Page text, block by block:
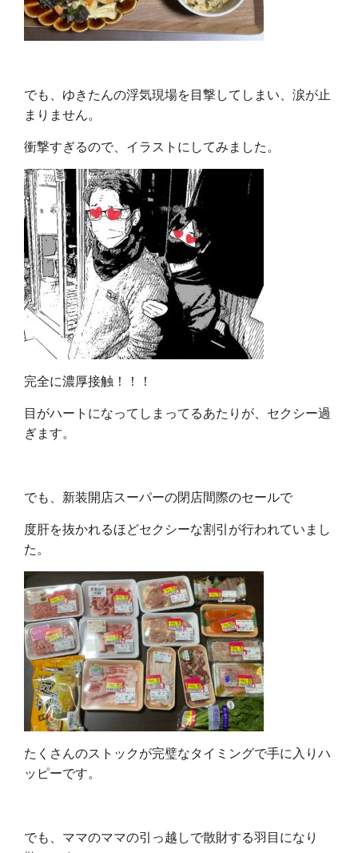
でも、ゆきたんの浮気現場を目撃してしまい、涙が止
まりません。
衝撃すぎるので、イラストにしてみました。
完全に濃厚接触！！！
目がハートになってしまってるあたりが、セクシー過
ぎます。
でも、新装開店スーパーの閉店間際のセールで
度肝を抜かれるほどセクシーな割引が行われていまし
た。
たくさんのストックが完璧なタイミングで手に入りハ
ッピーです。
でも、ママのママの引っ越しで散財する羽目になり